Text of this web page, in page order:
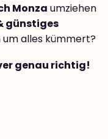
Monza umziehen
günstiges
um alles kümmert?
genau richtig!